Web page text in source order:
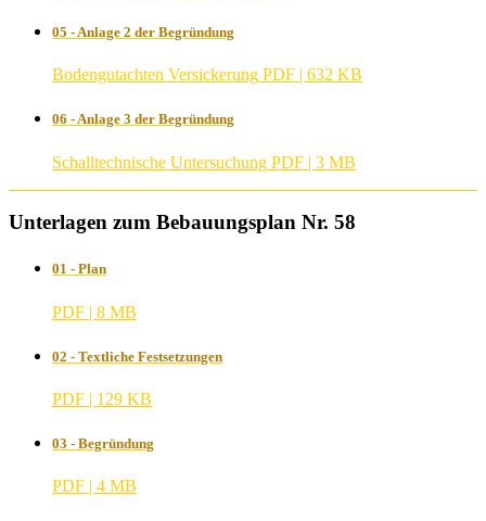
05 - Anlage 2 der Begründung
Bodengutachten Versickerung PDF | 632 KB
06 - Anlage 3 der Begründung
Schalltechnische Untersuchung PDF | 3 MB
Unterlagen zum Bebauungsplan Nr. 58
01 - Plan
PDF | 8 MB
02 - Textliche Festsetzungen
PDF | 129 KB
03 - Begründung
PDF | 4 MB